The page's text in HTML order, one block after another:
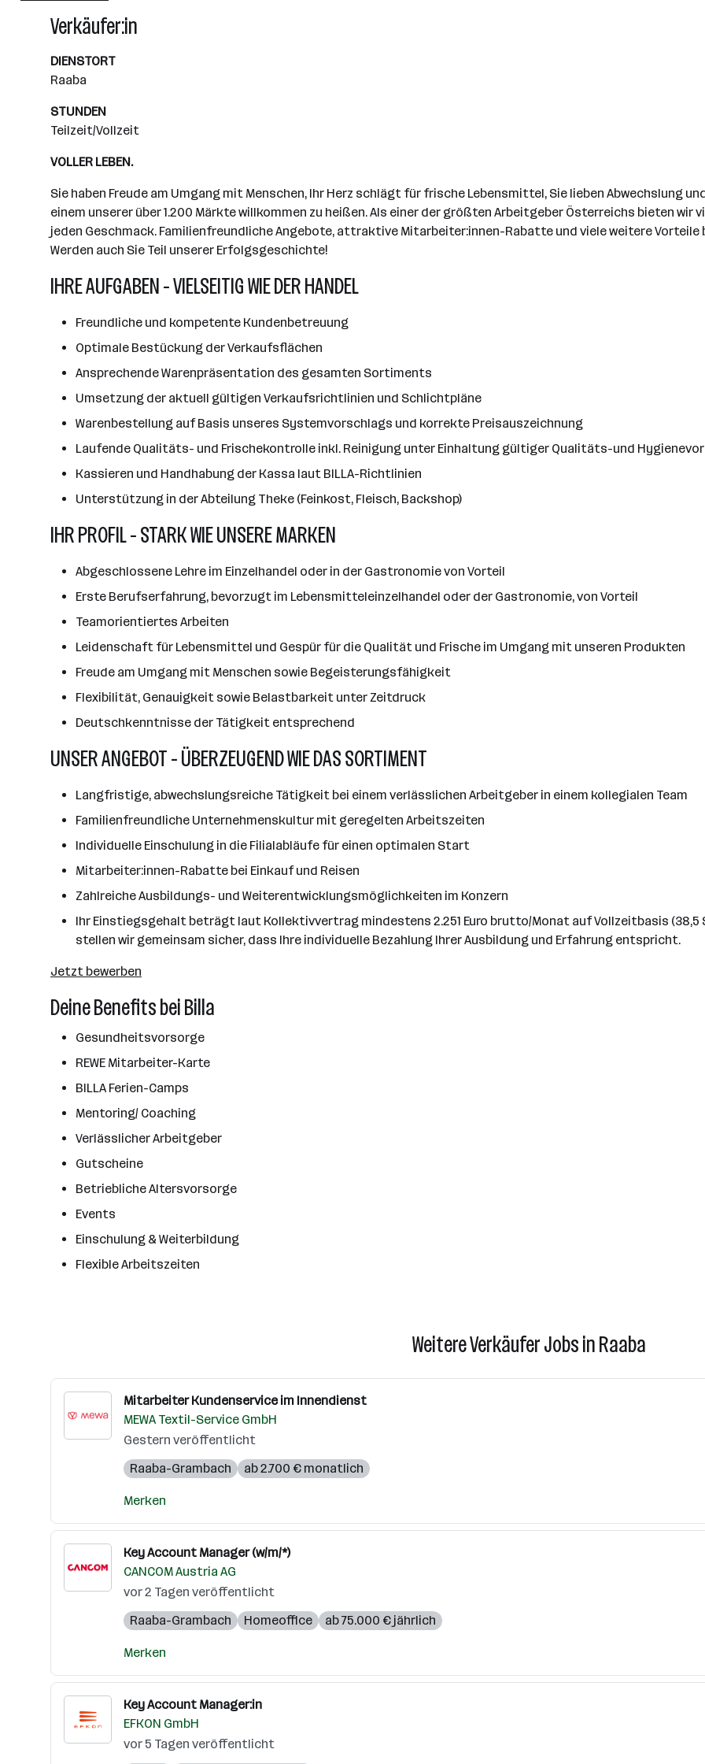
Wiener Neudorf
Verkäufer:in
DIENSTORT
Raaba
STUNDEN
Teilzeit/Vollzeit
VOLLER LEBEN.
Sie haben Freude am Umgang mit Menschen, Ihr Herz schlägt für frische Lebensmittel, Sie lieben Abwechslung
einem unserer über 1.200 Märkte willkommen zu heißen. Als einer der größten Arbeitgeber Österreichs bieten
jeden Geschmack. Familienfreundliche Angebote, attraktive Mitarbeiter:innen-Rabatte und viele weitere
Werden auch Sie Teil unserer Erfolgsgeschichte!
IHRE AUFGABEN - VIELSEITIG WIE DER HANDEL
Freundliche und kompetente Kundenbetreuung
Optimale Bestückung der Verkaufsflächen
Ansprechende Warenpräsentation des gesamten Sortiments
Umsetzung der aktuell gültigen Verkaufsrichtlinien und Schlichtpläne
Warenbestellung auf Basis unseres Systemvorschlags und korrekte Preisauszeichnung
Laufende Qualitäts- und Frischekontrolle inkl. Reinigung unter Einhaltung gültiger Qualitäts-und
Kassieren und Handhabung der Kassa laut BILLA-Richtlinien
Unterstützung in der Abteilung Theke (Feinkost, Fleisch, Backshop)
IHR PROFIL - STARK WIE UNSERE MARKEN
Abgeschlossene Lehre im Einzelhandel oder in der Gastronomie von Vorteil
Erste Berufserfahrung, bevorzugt im Lebensmitteleinzelhandel oder der Gastronomie, von Vorteil
Teamorientiertes Arbeiten
Leidenschaft für Lebensmittel und Gespür für die Qualität und Frische im Umgang mit unseren Produkten
Freude am Umgang mit Menschen sowie Begeisterungsfähigkeit
Flexibilität, Genauigkeit sowie Belastbarkeit unter Zeitdruck
Deutschkenntnisse der Tätigkeit entsprechend
UNSER ANGEBOT - ÜBERZEUGEND WIE DAS SORTIMENT
Langfristige, abwechslungsreiche Tätigkeit bei einem verlässlichen Arbeitgeber in einem kollegialen Team
Familienfreundliche Unternehmenskultur mit geregelten Arbeitszeiten
Individuelle Einschulung in die Filialabläufe für einen optimalen Start
Mitarbeiter:innen-Rabatte bei Einkauf und Reisen
Zahlreiche Ausbildungs- und Weiterentwicklungsmöglichkeiten im Konzern
Ihr Einstiegsgehalt beträgt laut Kollektivvertrag mindestens 2.251 Euro brutto/Monat auf Vollzeitbasis (38,5
stellen wir gemeinsam sicher, dass Ihre individuelle Bezahlung Ihrer Ausbildung und Erfahrung entspricht.
Jetzt bewerben
Deine Benefits bei Billa
Gesundheitsvorsorge
REWE Mitarbeiter-Karte
BILLA Ferien-Camps
Mentoring/ Coaching
Verlässlicher Arbeitgeber
Gutscheine
Betriebliche Altersvorsorge
Events
Einschulung & Weiterbildung
Flexible Arbeitszeiten
Weitere Verkäufer Jobs in Raaba
Mitarbeiter Kundenservice im Innendienst
MEWA Textil-Service GmbH
Gestern veröffentlicht
Raaba-Grambach
ab 2.700 € monatlich
Merken
Key Account Manager (w/m/*)
CANCOM Austria AG
vor 2 Tagen veröffentlicht
Raaba-Grambach
Homeoffice ab 75.000 € jährlich
Merken
Key Account Manager:in
EFKON GmbH
vor 5 Tagen veröffentlicht